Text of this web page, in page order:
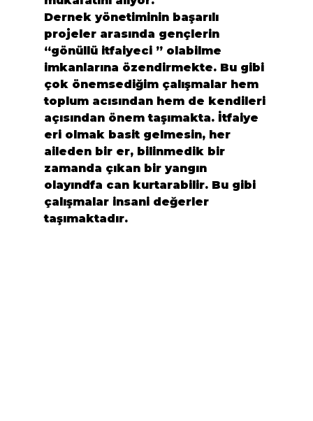
Dernek yönetiminin başarılı
projeler arasında gençlerin
“gönüllü itfaiyeci ” olabilme
imkanlarına özendirmekte. Bu gibi
çok önemsediğim çalışmalar hem
toplum acısından hem de kendileri
açısından önem taşımakta. İtfaiye
eri olmak basit gelmesin, her
aileden bir er, bilinmedik bir
zamanda çıkan bir yangın
olayındfa can kurtarabilir. Bu gibi
çalışmalar insani değerler
taşımaktadır.